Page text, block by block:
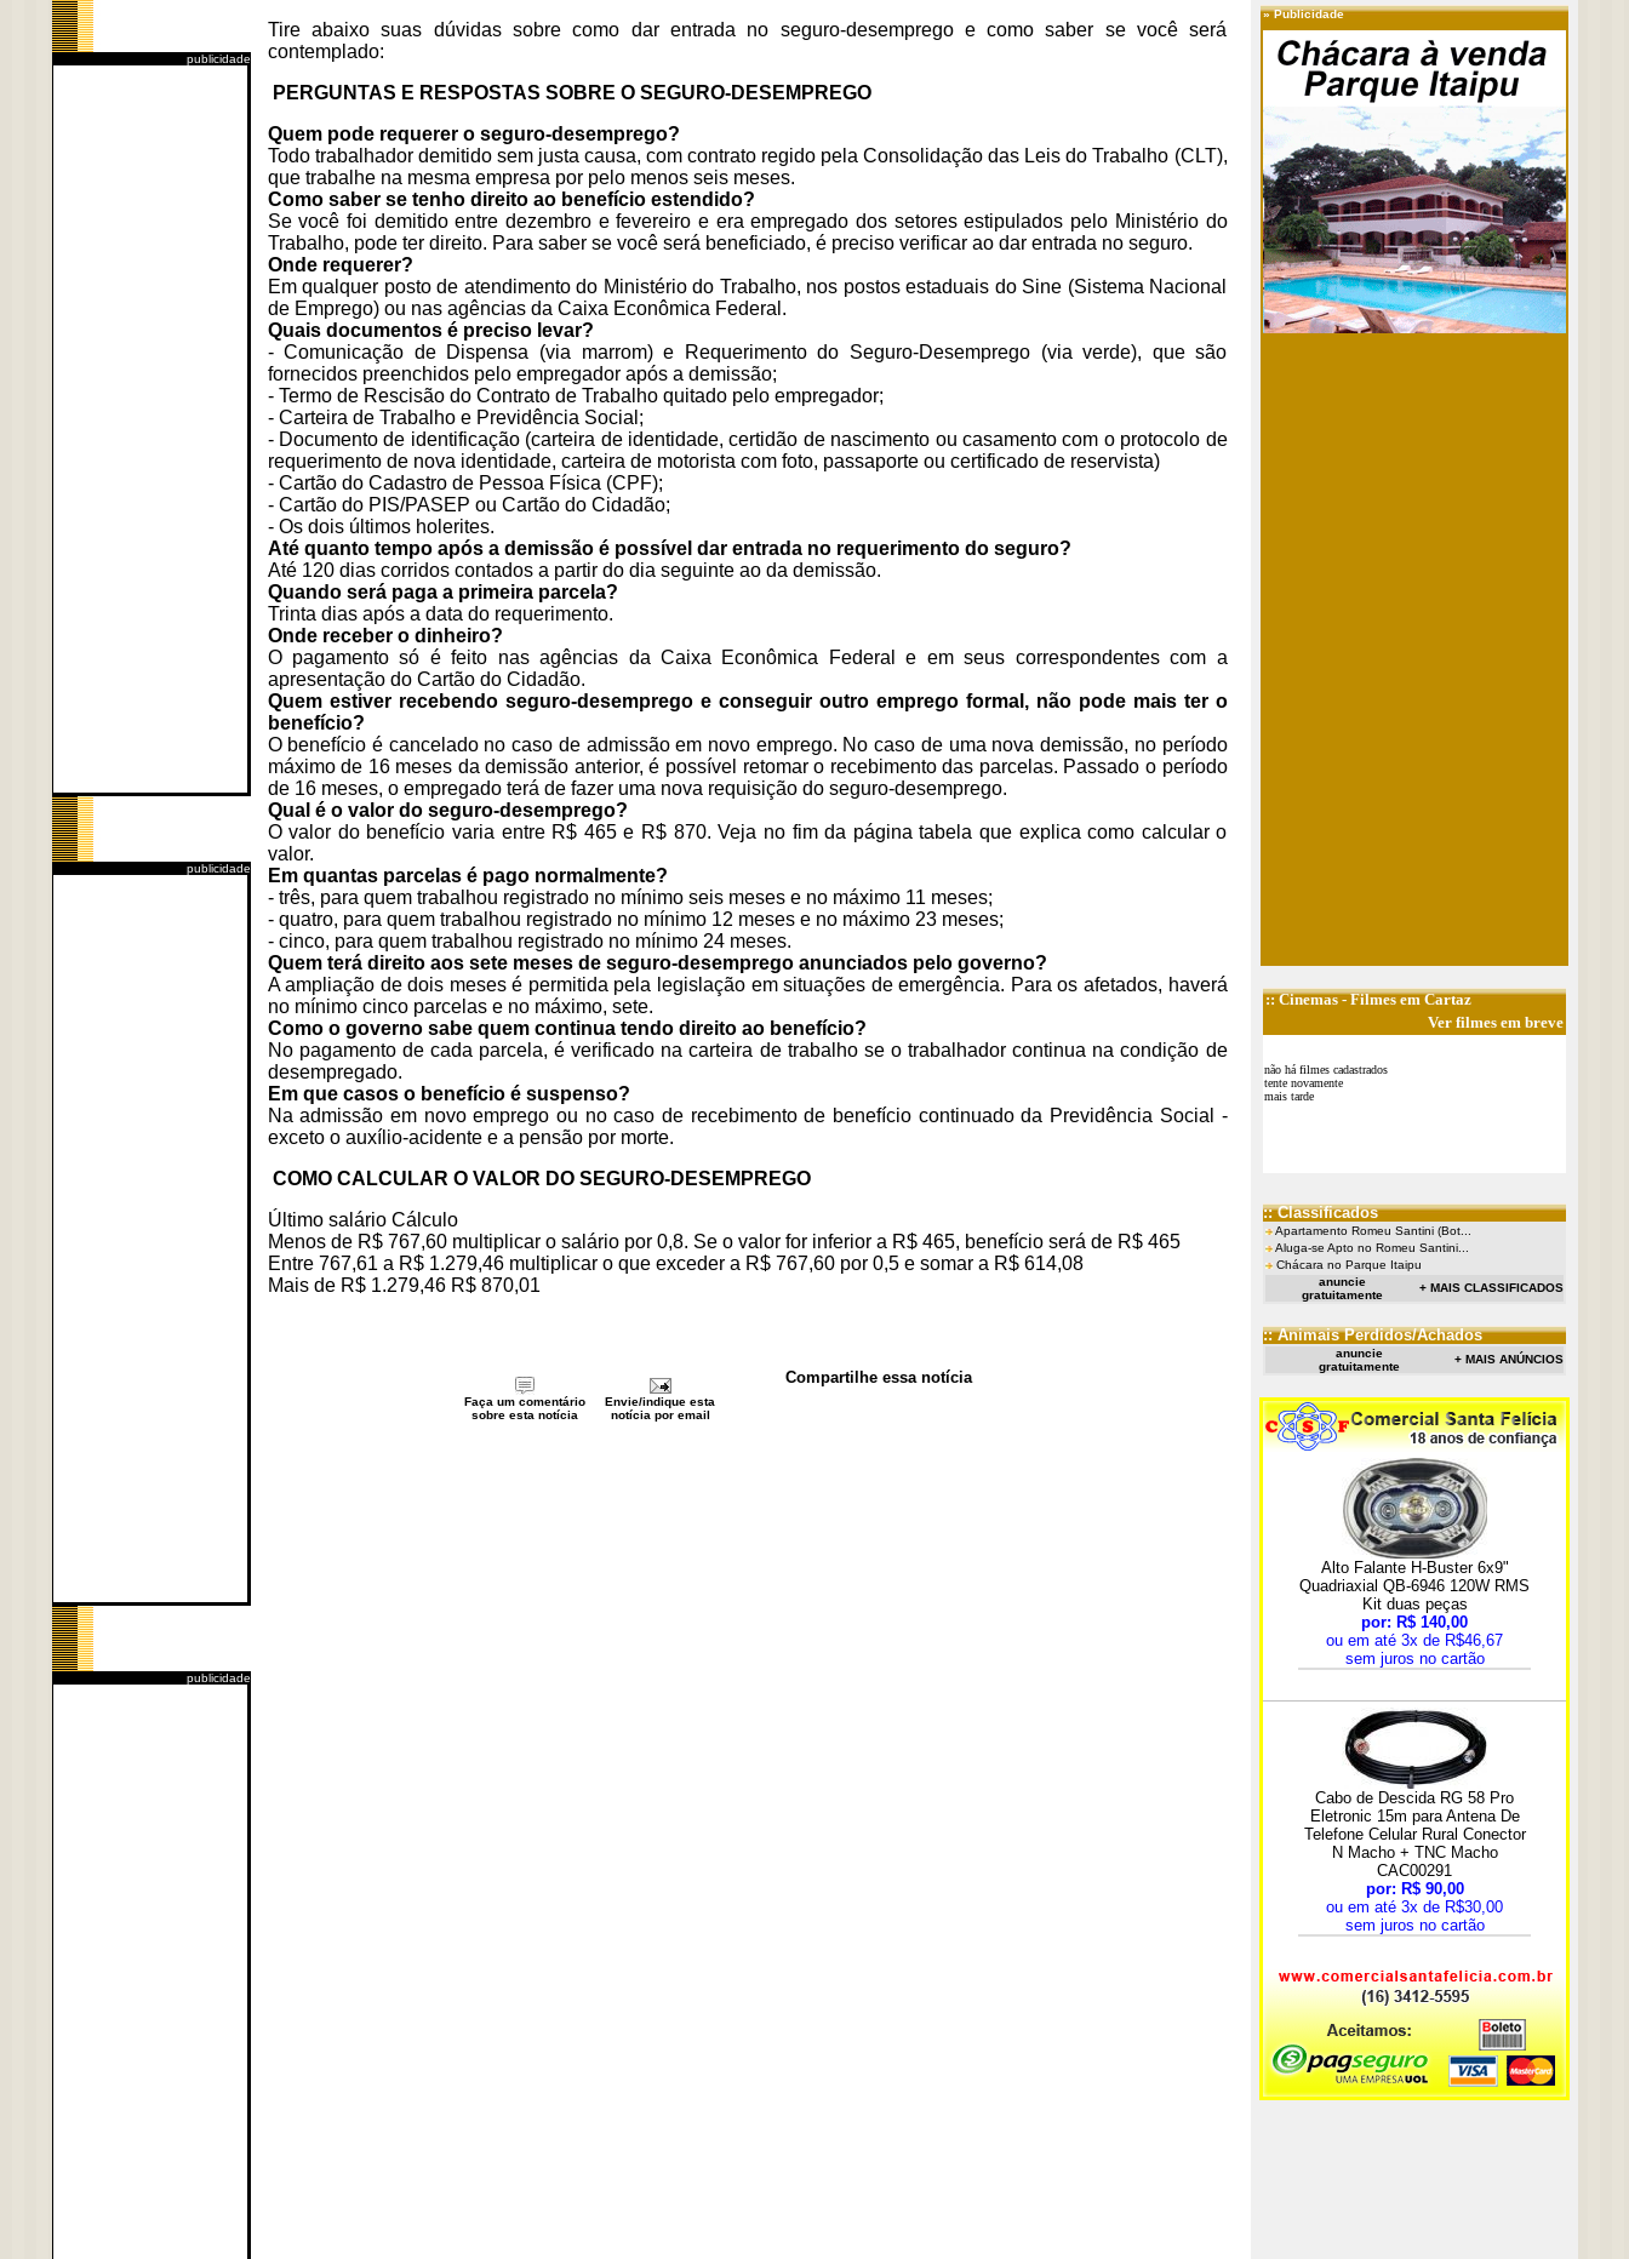
publicidade
publicidade
publicidade
Tire abaixo suas dúvidas sobre como dar entrada no seguro-desemprego e como saber se você será
contemplado:
PERGUNTAS E RESPOSTAS SOBRE O SEGURO-DESEMPREGO
Quem pode requerer o seguro-desemprego?
Todo trabalhador demitido sem justa causa, com contrato regido pela Consolidação das Leis do Trabalho (CLT),
que trabalhe na mesma empresa por pelo menos seis meses.
Como saber se tenho direito ao benefício estendido?
Se você foi demitido entre dezembro e fevereiro e era empregado dos setores estipulados pelo Ministério do
Trabalho, pode ter direito. Para saber se você será beneficiado, é preciso verificar ao dar entrada no seguro.
Onde requerer?
Em qualquer posto de atendimento do Ministério do Trabalho, nos postos estaduais do Sine (Sistema Nacional
de Emprego) ou nas agências da Caixa Econômica Federal.
Quais documentos é preciso levar?
- Comunicação de Dispensa (via marrom) e Requerimento do Seguro-Desemprego (via verde), que são
fornecidos preenchidos pelo empregador após a demissão;
- Termo de Rescisão do Contrato de Trabalho quitado pelo empregador;
- Carteira de Trabalho e Previdência Social;
- Documento de identificação (carteira de identidade, certidão de nascimento ou casamento com o protocolo de
requerimento de nova identidade, carteira de motorista com foto, passaporte ou certificado de reservista)
- Cartão do Cadastro de Pessoa Física (CPF);
- Cartão do PIS/PASEP ou Cartão do Cidadão;
- Os dois últimos holerites.
Até quanto tempo após a demissão é possível dar entrada no requerimento do seguro?
Até 120 dias corridos contados a partir do dia seguinte ao da demissão.
Quando será paga a primeira parcela?
Trinta dias após a data do requerimento.
Onde receber o dinheiro?
O pagamento só é feito nas agências da Caixa Econômica Federal e em seus correspondentes com a
apresentação do Cartão do Cidadão.
Quem estiver recebendo seguro-desemprego e conseguir outro emprego formal, não pode mais ter o
benefício?
O benefício é cancelado no caso de admissão em novo emprego. No caso de uma nova demissão, no período
máximo de 16 meses da demissão anterior, é possível retomar o recebimento das parcelas. Passado o período
de 16 meses, o empregado terá de fazer uma nova requisição do seguro-desemprego.
Qual é o valor do seguro-desemprego?
O valor do benefício varia entre R$ 465 e R$ 870. Veja no fim da página tabela que explica como calcular o
valor.
Em quantas parcelas é pago normalmente?
- três, para quem trabalhou registrado no mínimo seis meses e no máximo 11 meses;
- quatro, para quem trabalhou registrado no mínimo 12 meses e no máximo 23 meses;
- cinco, para quem trabalhou registrado no mínimo 24 meses.
Quem terá direito aos sete meses de seguro-desemprego anunciados pelo governo?
A ampliação de dois meses é permitida pela legislação em situações de emergência. Para os afetados, haverá
no mínimo cinco parcelas e no máximo, sete.
Como o governo sabe quem continua tendo direito ao benefício?
No pagamento de cada parcela, é verificado na carteira de trabalho se o trabalhador continua na condição de
desempregado.
Em que casos o benefício é suspenso?
Na admissão em novo emprego ou no caso de recebimento de benefício continuado da Previdência Social -
exceto o auxílio-acidente e a pensão por morte.
COMO CALCULAR O VALOR DO SEGURO-DESEMPREGO
Último salário Cálculo
Menos de R$ 767,60 multiplicar o salário por 0,8. Se o valor for inferior a R$ 465, benefício será de R$ 465
Entre 767,61 a R$ 1.279,46 multiplicar o que exceder a R$ 767,60 por 0,5 e somar a R$ 614,08
Mais de R$ 1.279,46 R$ 870,01
Compartilhe essa notícia
Faça um comentário
sobre esta notícia
Envie/indique esta
notícia por email
»Publicidade
::Cinemas- Filmes em Cartaz
Ver filmes em breve
não há filmes cadastrados
tente novamente
mais tarde
:: Classificados
Apartamento Romeu Santini (Bot...
Aluga-se Apto no Romeu Santini...
Chácara no Parque Itaipu
anuncie
gratuitamente
+ MAIS CLASSIFICADOS
:: Animais Perdidos/Achados
anuncie
gratuitamente
+ MAIS ANÚNCIOS